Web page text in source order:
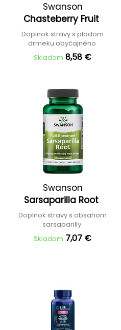
Swanson
Chasteberry Fruit
Doplnok stravy s plodom
drmeku obyčajného
Skladom 8,58 €
Swanson
Sarsaparilla Root
Doplnok stravy s obsahom
sarsaparilly
Skladom 7,07 €